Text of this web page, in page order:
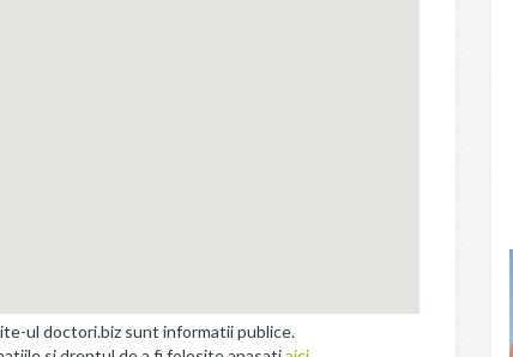
ul doctori.biz sunt informatii publice.